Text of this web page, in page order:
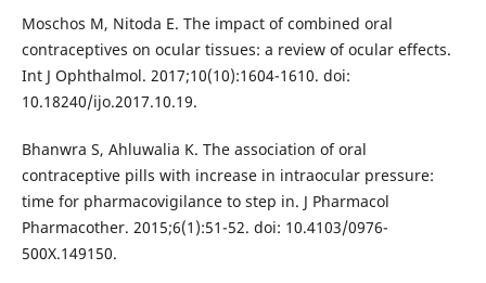
Moschos M, Nitoda E. The impact of combined oral
contraceptives on ocular tissues: a review of ocular effects.
Int J Ophthalmol. 2017;10(10):1604-1610. doi:
10.18240/ijo.2017.10.19.
Bhanwra S, Ahluwalia K. The association of oral
contraceptive pills with increase in intraocular pressure:
time for pharmacovigilance to step in. J Pharmacol
Pharmacother. 2015;6(1):51-52. doi: 10.4103/0976-
500X.149150.